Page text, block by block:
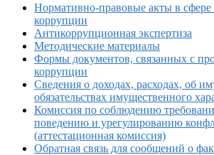
Нормативно-правовые акты в сфере
коррупции
Антикоррупционная экспертиза
Методические материалы
Формы документов, связанных с
коррупции
Сведения о доходах, расходах, об
обязательствах имущественного
Комиссия по соблюдению
поведению и урегулированию
(аттестационная комиссия)
Обратная связь для сообщений о